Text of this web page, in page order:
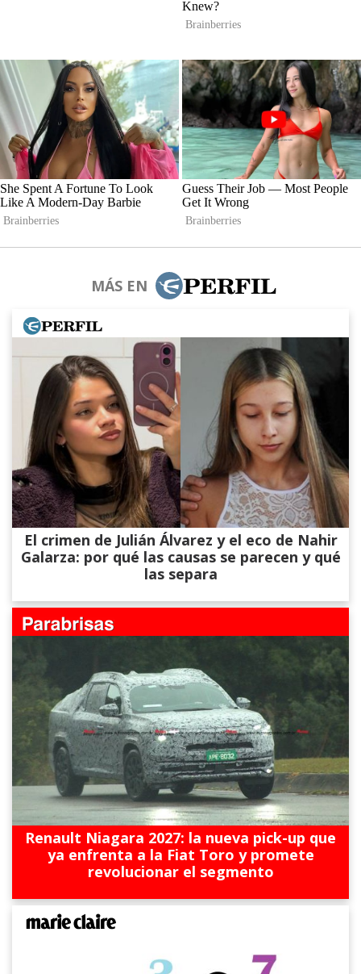
MÁS EN
El crimen de Julián Álvarez y el eco de Nahir
Galarza: por qué las causas se parecen y qué
las separa
Renault Niagara 2027: la nueva pick-up que
ya enfrenta a la Fiat Toro y promete
revolucionar el segmento